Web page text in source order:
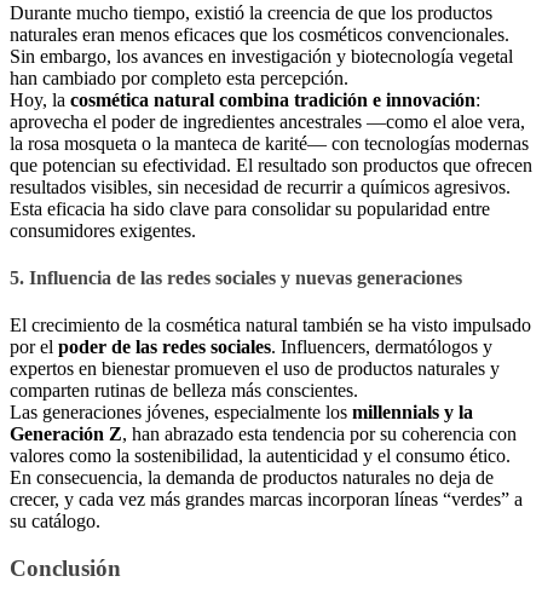
Durante mucho tiempo, existió la creencia de que los productos
naturales eran menos eficaces que los cosméticos convencionales.
Sin embargo, los avances en investigación y biotecnología vegetal
han cambiado por completo esta percepción.
Hoy, la cosmética natural combina tradición e innovación:
aprovecha el poder de ingredientes ancestrales —como el aloe vera,
la rosa mosqueta o la manteca de karité— con tecnologías modernas
que potencian su efectividad. El resultado son productos que ofrecen
resultados visibles, sin necesidad de recurrir a químicos agresivos.
Esta eficacia ha sido clave para consolidar su popularidad entre
consumidores exigentes.
5. Influencia de las redes sociales y nuevas generaciones
El crecimiento de la cosmética natural también se ha visto impulsado
por el poder de las redes sociales. Influencers, dermatólogos y
expertos en bienestar promueven el uso de productos naturales y
comparten rutinas de belleza más conscientes.
Las generaciones jóvenes, especialmente los millennials y la
Generación Z, han abrazado esta tendencia por su coherencia con
valores como la sostenibilidad, la autenticidad y el consumo ético.
En consecuencia, la demanda de productos naturales no deja de
crecer, y cada vez más grandes marcas incorporan líneas “verdes” a
su catálogo.
Conclusión